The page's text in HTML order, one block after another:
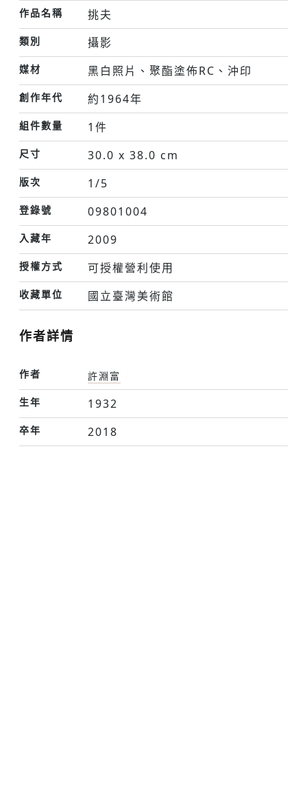
作品名稱 挑夫
類別 攝影
媒材 黑白照片、聚酯塗佈RC、沖印
創作年代 約1964年
組件數量 1件
尺寸 30.0 x 38.0 cm
版次 1/5
登錄號 09801004
入藏年 2009
授權方式 可授權營利使用
收藏單位 國立臺灣美術館
作者詳情
作者
許淵富
生年
1932
卒年 2018